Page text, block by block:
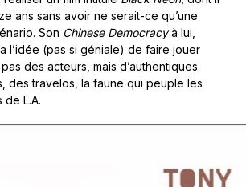
ans sans avoir ne serait-ce qu’une
Son Chinese Democracyà lui,
l’idée (pas si géniale) de faire jouer
des acteurs, mais d’authentiques
des travelos, la faune qui peuple les
L.A.